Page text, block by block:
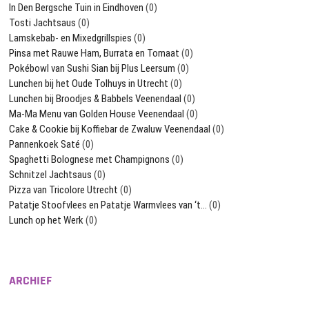
In Den Bergsche Tuin in Eindhoven (0)
Tosti Jachtsaus (0)
Lamskebab- en Mixedgrillspies (0)
Pinsa met Rauwe Ham, Burrata en Tomaat (0)
Pokébowl van Sushi Sian bij Plus Leersum (0)
Lunchen bij het Oude Tolhuys in Utrecht (0)
Lunchen bij Broodjes & Babbels Veenendaal (0)
Ma-Ma Menu van Golden House Veenendaal (0)
Cake & Cookie bij Koffiebar de Zwaluw Veenendaal (0)
Pannenkoek Saté (0)
Spaghetti Bolognese met Champignons (0)
Schnitzel Jachtsaus (0)
Pizza van Tricolore Utrecht (0)
Patatje Stoofvlees en Patatje Warmvlees van ‘t… (0)
Lunch op het Werk(0)
ARCHIEF